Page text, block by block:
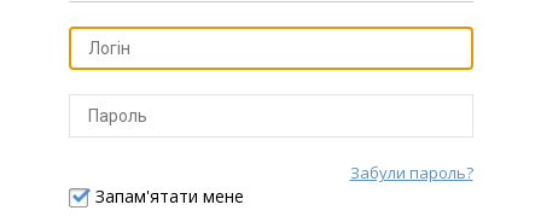
Запам'ятати мене
Забули пароль?